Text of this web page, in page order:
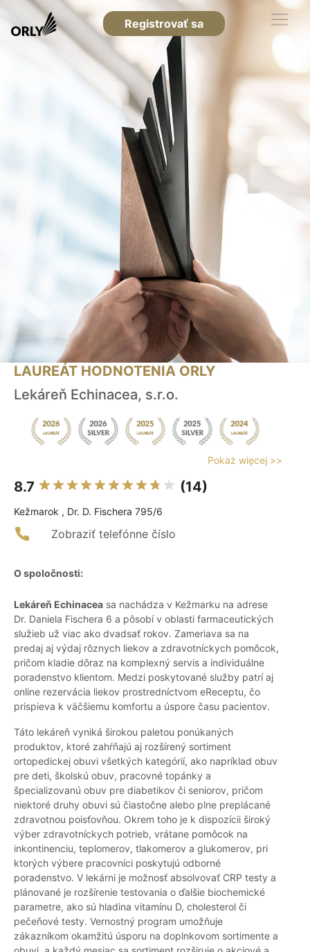
Registrovať sa
LAUREÁT HODNOTENIA ORLY
Lekáreň Echinacea, s.r.o.
Pokaż więcej >>
8.7 (14)
Kežmarok , Dr. D. Fischera 795/6
Zobraziť telefónne číslo
O spoločnosti:
Lekáreň Echinacea sa nachádza v Kežmarku na adrese
Dr. Daniela Fischera 6 a pôsobí v oblasti farmaceutických
služieb už viac ako dvadsať rokov. Zameriava sa na
predaj aj výdaj rôznych liekov a zdravotníckych pomôcok,
pričom kladie dôraz na komplexný servis a individuálne
poradenstvo klientom. Medzi poskytované služby patrí aj
online rezervácia liekov prostredníctvom eReceptu, čo
prispieva k väčšiemu komfortu a úspore času pacientov.
Táto lekáreň vyniká širokou paletou ponúkaných
produktov, ktoré zahŕňajú aj rozšírený sortiment
ortopedickej obuvi všetkých kategórií, ako napríklad obuv
pre deti, školskú obuv, pracovné topánky a
špecializovanú obuv pre diabetikov či seniorov, pričom
niektoré druhy obuvi sú čiastočne alebo plne preplácané
zdravotnou poisťovňou. Okrem toho je k dispozícii široký
výber zdravotníckych potrieb, vrátane pomôcok na
inkontinenciu, teplomerov, tlakomerov a glukomerov, pri
ktorých výbere pracovníci poskytujú odborné
poradenstvo. V lekárni je možnosť absolvovať CRP testy a
plánované je rozšírenie testovania o ďalšie biochemické
parametre, ako sú hladina vitamínu D, cholesterol či
pečeňové testy. Vernostný program umožňuje
zákazníkom okamžitú úsporu na doplnkovom sortimente a